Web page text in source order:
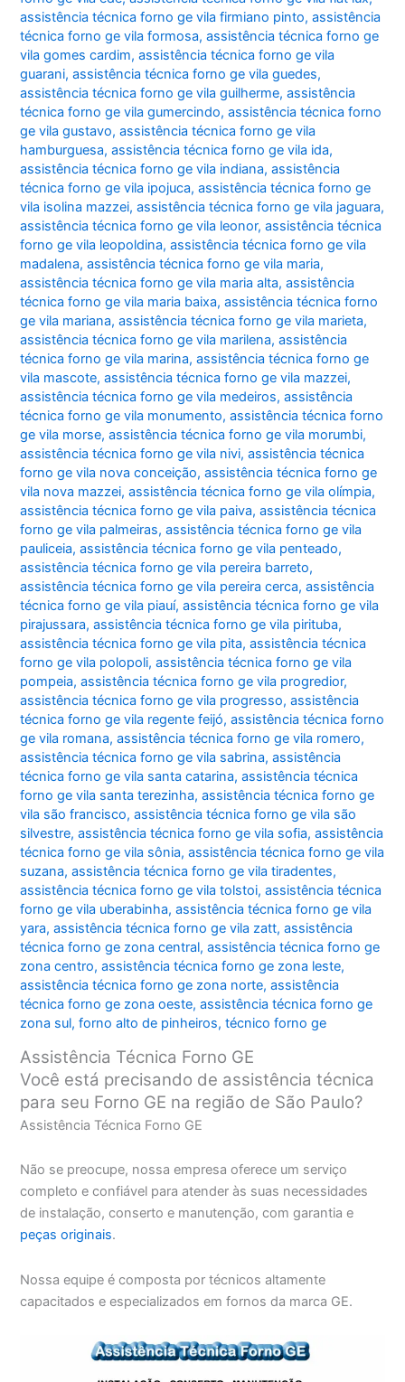
assistência técnica forno ge vila firmiano pinto,assistência
técnica forno ge vila formosa,assistência técnica forno ge
vila gomes cardim,assistência técnica forno ge vila
guarani,assistência técnica forno ge vila guedes,
assistência técnica forno ge vila guilherme,assistência
técnica forno ge vila gumercindo,assistência técnica forno
ge vila gustavo,assistência técnica forno ge vila
hamburguesa,assistência técnica forno ge vila ida,
assistência técnica forno ge vila indiana,assistência
técnica forno ge vila ipojuca,assistência técnica forno ge
vila isolina mazzei,assistência técnica forno ge vila jaguara,
assistência técnica forno ge vila leonor,assistência técnica
forno ge vila leopoldina,assistência técnica forno ge vila
madalena,assistência técnica forno ge vila maria,
assistência técnica forno ge vila maria alta,assistência
técnica forno ge vila maria baixa,assistência técnica forno
ge vila mariana,assistência técnica forno ge vila marieta,
assistência técnica forno ge vila marilena,assistência
técnica forno ge vila marina,assistência técnica forno ge
vila mascote,assistência técnica forno ge vila mazzei,
assistência técnica forno ge vila medeiros,assistência
técnica forno ge vila monumento,assistência técnica forno
ge vila morse,assistência técnica forno ge vila morumbi,
assistência técnica forno ge vila nivi,assistência técnica
forno ge vila nova conceição,assistência técnica forno ge
vila nova mazzei,assistência técnica forno ge vila olímpia,
assistência técnica forno ge vila paiva,assistência técnica
forno ge vila palmeiras,assistência técnica forno ge vila
pauliceia,assistência técnica forno ge vila penteado,
assistência técnica forno ge vila pereira barreto,
assistência técnica forno ge vila pereira cerca,assistência
técnica forno ge vila piauí,assistência técnica forno ge vila
pirajussara,assistência técnica forno ge vila pirituba,
assistência técnica forno ge vila pita,assistência técnica
forno ge vila polopoli,assistência técnica forno ge vila
pompeia,assistência técnica forno ge vila progredior,
assistência técnica forno ge vila progresso,assistência
técnica forno ge vila regente feijó,assistência técnica forno
ge vila romana,assistência técnica forno ge vila romero,
assistência técnica forno ge vila sabrina,assistência
técnica forno ge vila santa catarina,assistência técnica
forno ge vila santa terezinha,assistência técnica forno ge
vila são francisco,assistência técnica forno ge vila são
silvestre,assistência técnica forno ge vila sofia,assistência
técnica forno ge vila sônia,assistência técnica forno ge vila
suzana,assistência técnica forno ge vila tiradentes,
assistência técnica forno ge vila tolstoi,assistência técnica
forno ge vila uberabinha,assistência técnica forno ge vila
yara,assistência técnica forno ge vila zatt,assistência
técnica forno ge zona central,assistência técnica forno ge
zona centro,assistência técnica forno ge zona leste,
assistência técnica forno ge zona norte,assistência
técnica forno ge zona oeste,assistência técnica forno ge
zona sul,forno alto de pinheiros,técnico forno ge
Assistência Técnica Forno GE
Você está precisando de assistência técnica
para seu Forno GE na região de São Paulo?
Assistência Técnica Forno GE
Não se preocupe, nossa empresa oferece um serviço
completo e confiável para atender às suas necessidades
de instalação, conserto e manutenção, com garantia e
peças originais.
Nossa equipe é composta por técnicos altamente
capacitados e especializados em fornos da marca GE.